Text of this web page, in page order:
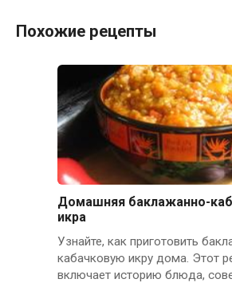
Похожие рецепты
Домашняя баклажанно-
икра
Узнайте, как приготовить
кабачковую икру дома. Этот
включает историю блюда,